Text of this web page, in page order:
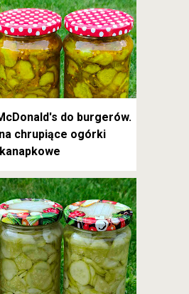
do burgerów.
chrupiące ogórki
kanapkowe